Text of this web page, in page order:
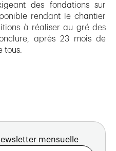
des fondations sur
rendant le chantier
à réaliser au gré des
après 23 mois de
tous.
mensuelle